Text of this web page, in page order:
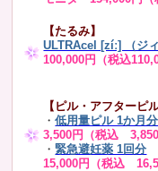
【たるみ】
ULTRAcel [zíː] （ジ
100,000円（税込
【ピル・アフターピ
・低用量ピル 1か月分
3,500円（税込 3,850
・緊急避妊薬 1回分
15,000円（税込